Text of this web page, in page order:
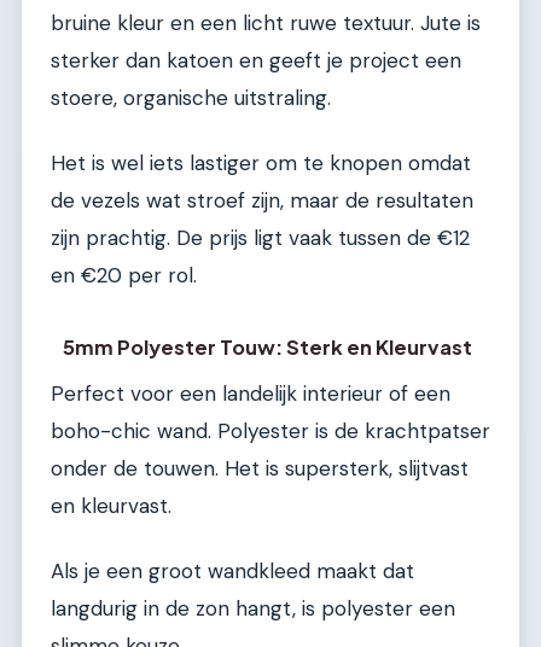
bruine kleur en een licht ruwe textuur. Jute is
sterker dan katoen en geeft je project een
stoere, organische uitstraling.
Het is wel iets lastiger om te knopen omdat
de vezels wat stroef zijn, maar de resultaten
zijn prachtig. De prijs ligt vaak tussen de €12
en €20 per rol.
5mm Polyester Touw: Sterk en Kleurvast
Perfect voor een landelijk interieur of een
boho-chic wand. Polyester is de krachtpatser
onder de touwen. Het is supersterk, slijtvast
en kleurvast.
Als je een groot wandkleed maakt dat
langdurig in de zon hangt, is polyester een